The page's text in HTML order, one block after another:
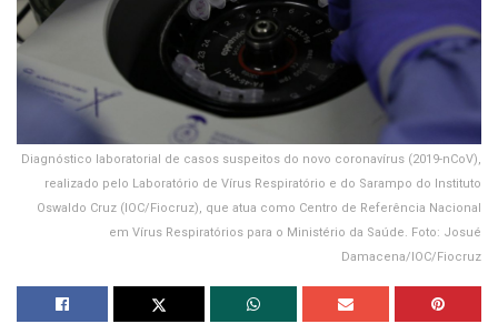
Diagnóstico laboratorial de casos suspeitos do novo coronavírus (2019-nCoV),
realizado pelo Laboratório de Vírus Respiratório e do Sarampo do Instituto
Oswaldo Cruz (IOC/Fiocruz), que atua como Centro de Referência Nacional
em Vírus Respiratórios para o Ministério da Saúde. Foto: Josué
Damacena/IOC/Fiocruz